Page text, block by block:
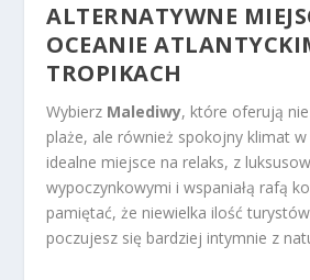
ALTERNATYWNE
OCEANIE
TROPIKACH
Wybierz Malediwy, które oferują
plaże, ale również spokojny klimat
idealne miejsce na relaks, z
wypoczynkowymi i wspaniałą rafą
pamiętać, że niewielka ilość
poczujesz się bardziej intymnie z